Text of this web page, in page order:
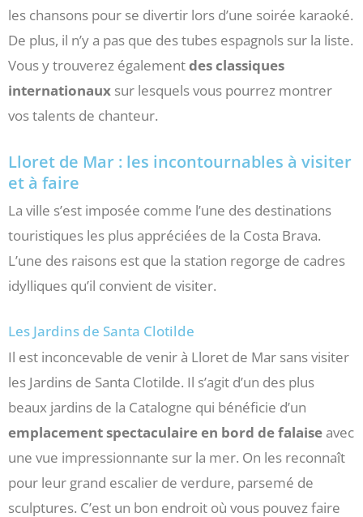
les chansons pour se divertir lors d’une soirée karaoké.
De plus, il n’y a pas que des tubes espagnols sur la liste.
Vous y trouverez égalementdes classiques
internationaux sur lesquels vous pourrez montrer
vos talents de chanteur.
Lloret de Mar : les incontournables à visiter
et à faire
La ville s’est imposée comme l’une des destinations
touristiques les plus appréciées de la Costa Brava.
L’une des raisons est que la station regorge de cadres
idylliques qu’il convient de visiter.
Les Jardins de Santa Clotilde
Il est inconcevable de venir à Lloret de Mar sans visiter
les Jardins de Santa Clotilde. Il s’agit d’un des plus
beaux jardins de la Catalogne qui bénéficie d’un
emplacement spectaculaire en bord de falaiseavec
une vue impressionnante sur la mer. On les reconnaît
pour leur grand escalier de verdure, parsemé de
sculptures. C’est un bon endroit où vous pouvez faire